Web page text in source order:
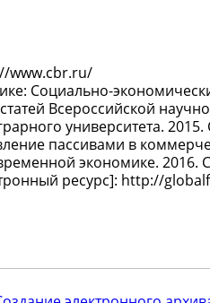
www.cbr.ru/
Социально-
Всероссийской
университета. 2015.
пассивами в
экономике. 2016.
ресурс]: http://